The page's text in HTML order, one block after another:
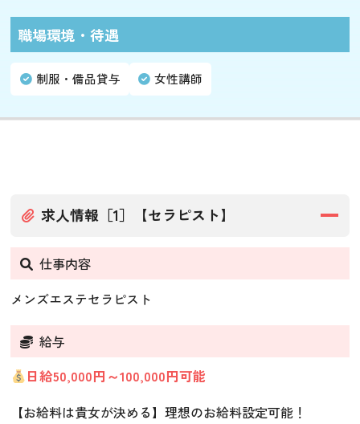
職場環境・待遇
制服・備品貸与 女性講師
求人情報［1］【セラピスト】
仕事内容
メンズエステセラピスト
給与
日給50,000円～100,000円可能
【お給料は貴女が決める】理想のお給料設定可能！